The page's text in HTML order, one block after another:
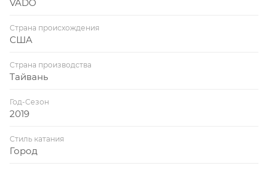
VADO
Страна происхождения
США
Страна производства
Тайвань
Год-Сезон
2019
Стиль катания
Город